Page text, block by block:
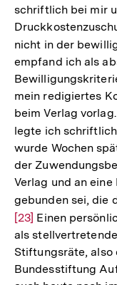
schriftlich bei mir
nicht in der
empfand ich als
mein redigiertes
beim Verlag
legte ich
wurde Wochen
der
Verlag und an
gebunden sei, die
[23] Einen
als
Stiftungsräte, also
Bundesstiftung